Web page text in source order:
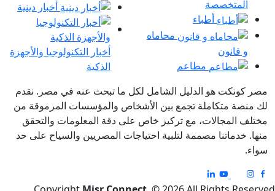
المتخصصة
أطباء
محاماه
و قانون
مطاعم
أخبار دينية
أخبار التكنولوجيا والأجهزة
الذكية
مصر كونكت هو الدليل الشامل لكل ما تبحث عنه في مصر. نقدم
لك منصة متكاملة تجمع بين الأشخاص والمؤسسات المرموقة من
مختلف المجالات، مع تركيز خاص على دقة المعلومات والتحقق
منها. خدماتنا مصممة لتلبية احتياجات المصريين والسياح على حد
سواء.